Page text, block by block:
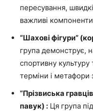
пересування,
важливі компоненти
“Шахові фігури”
група демонструє,
спортивну культуру
терміни і метафори
“Прізвиська
павук) : Ця група